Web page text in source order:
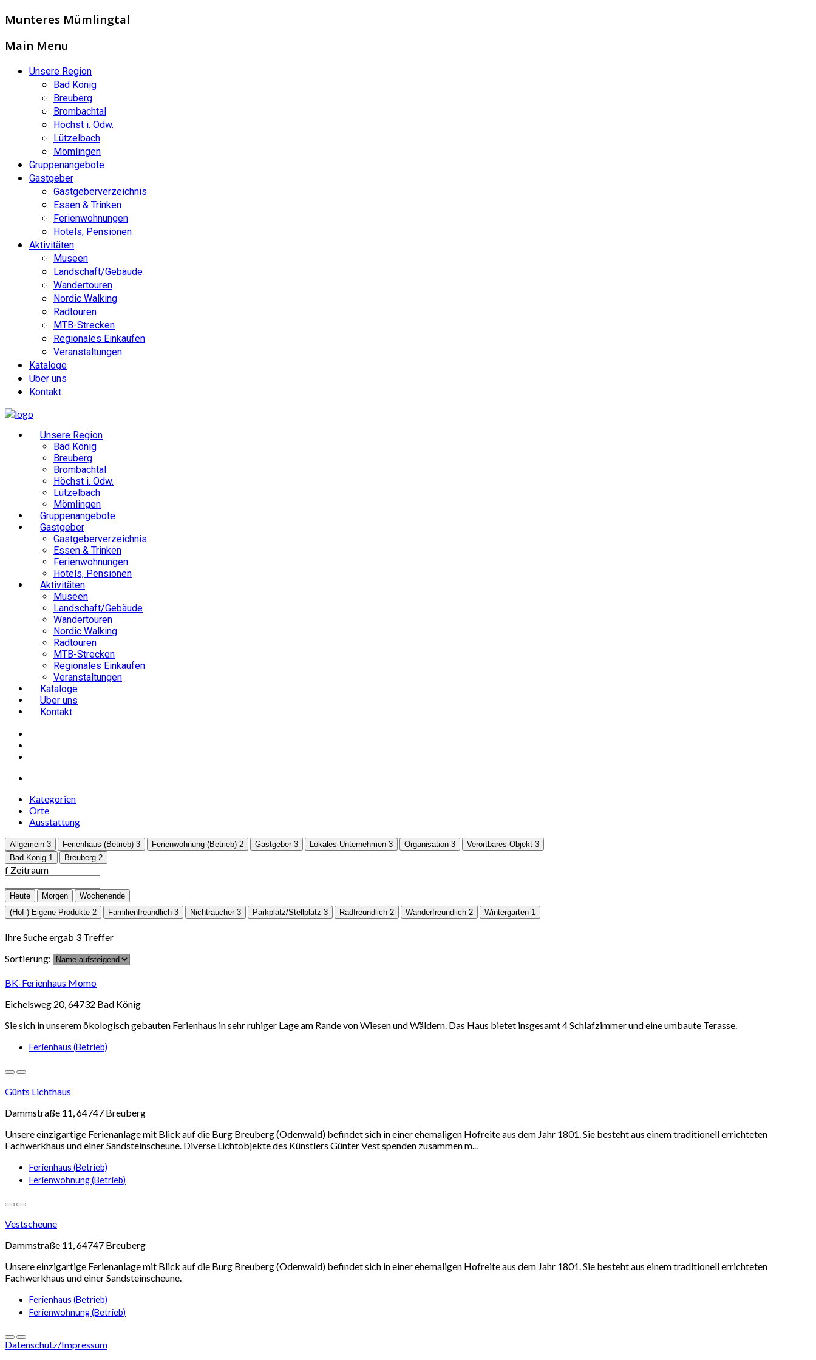
Munteres Mümlingtal
Main Menu
Unsere Region
Bad König
Breuberg
Brombachtal
Höchst i. Odw.
Lützelbach
Mömlingen
Gruppenangebote
Gastgeber
Gastgeberverzeichnis
Essen & Trinken
Ferienwohnungen
Hotels, Pensionen
Aktivitäten
Museen
Landschaft/Gebäude
Wandertouren
Nordic Walking
Radtouren
MTB-Strecken
Regionales Einkaufen
Veranstaltungen
Kataloge
Über uns
Kontakt
Unsere Region
Bad König
Breuberg
Brombachtal
Höchst i. Odw.
Lützelbach
Mömlingen
Gruppenangebote
Gastgeber
Gastgeberverzeichnis
Essen & Trinken
Ferienwohnungen
Hotels, Pensionen
Aktivitäten
Museen
Landschaft/Gebäude
Wandertouren
Nordic Walking
Radtouren
MTB-Strecken
Regionales Einkaufen
Veranstaltungen
Kataloge
Über uns
Kontakt
Kategorien
Orte
Ausstattung
Allgemein 3 Ferienhaus (Betrieb) 3 Ferienwohnung (Betrieb) 2 Gastgeber 3 Lokales Unternehmen 3 Organisation 3 Verortbares Objekt 3
Bad König 1 Breuberg 2
f Zeitraum
Heute Morgen
Wochenende
(Hof-) Eigene Produkte 2 Familienfreundlich 3 Nichtraucher 3 Parkplatz/Stellplatz 3 Radfreundlich 2 Wanderfreundlich 2 Wintergarten 1
Ihre Suche ergab 3 Treffer
Sortierung:
BK-Ferienhaus Momo
Eichelsweg 20, 64732 Bad König
Sie sich in unserem ökologisch gebauten Ferienhaus in sehr ruhiger Lage am Rande von Wiesen und Wäldern. Das Haus bietet insgesamt 4 Schlafzimmer und eine umbaute Terasse.
Ferienhaus (Betrieb)
Günts Lichthaus
Dammstraße 11, 64747 Breuberg
Unsere einzigartige Ferienanlage mit Blick auf die Burg Breuberg (Odenwald) befindet sich in einer ehemaligen Hofreite aus dem Jahr 1801. Sie besteht aus einem traditionell errichteten
Fachwerkhaus und einer Sandsteinscheune. Diverse Lichtobjekte des Künstlers Günter Vest spenden zusammen m...
Ferienhaus (Betrieb)
Ferienwohnung (Betrieb)
Vestscheune
Dammstraße 11, 64747 Breuberg
Unsere einzigartige Ferienanlage mit Blick auf die Burg Breuberg (Odenwald) befindet sich in einer ehemaligen Hofreite aus dem Jahr 1801. Sie besteht aus einem traditionell errichteten
Fachwerkhaus und einer Sandsteinscheune.
Ferienhaus (Betrieb)
Ferienwohnung (Betrieb)
Datenschutz/Impressum